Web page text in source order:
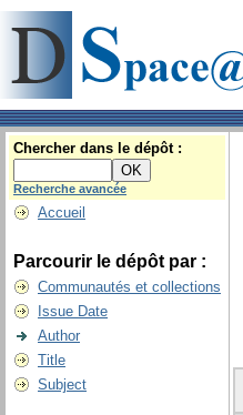
Chercher dans le dépôt :
Recherche avancée
Accueil
Parcourir le dépôt par :
Communautés et collections
Issue Date
Author
Title
Subject